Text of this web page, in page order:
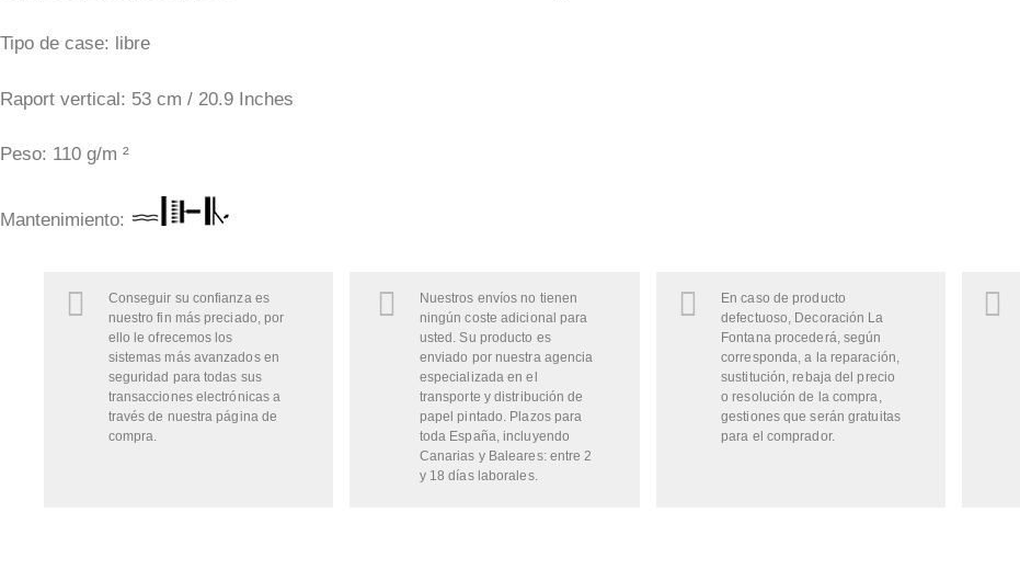
Tipo de case: libre
Raport vertical: 53 cm / 20.9 Inches
Peso: 110 g/m ²
Mantenimiento:
Conseguir su confianza es
nuestro fin más preciado, por
ello le ofrecemos los
sistemas más avanzados en
seguridad para todas sus
transacciones electrónicas a
través de nuestra página de
compra.
Nuestros envíos no tienen
ningún coste adicional para
usted. Su producto es
enviado por nuestra agencia
especializada en el
transporte y distribución de
papel pintado. Plazos para
toda España, incluyendo
Canarias y Baleares: entre 2
y 18 días laborales.
En caso de producto
defectuoso, Decoración La
Fontana procederá, según
corresponda, a la reparación,
sustitución, rebaja del precio
o resolución de la compra,
gestiones que serán gratuitas
para el comprador.